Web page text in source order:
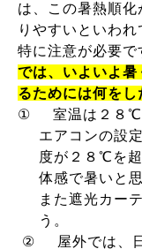
は、この暑熱順化
りやすいといわ
特に注意が必要で
では、いよいよ暑
るためには何をし
①
室温は２８℃
エアコンの設
度が２８℃を
体感で暑いと
また遮光カー
う。
②
屋外では、